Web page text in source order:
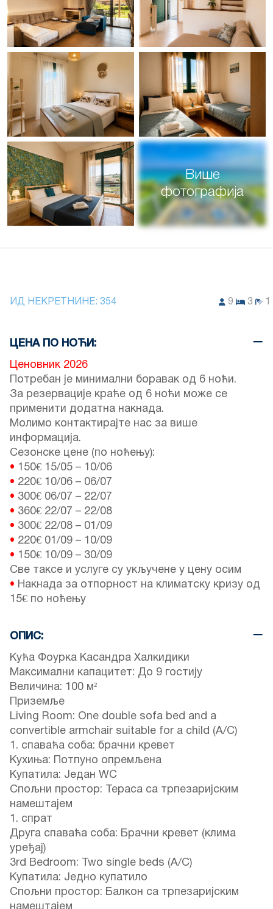
Више
фотографија
ИД НЕКРЕТНИНЕ: 354 9 3
ЦЕНА ПО НОЋИ:
Ценовник 2026
Потребан је минимални боравак од 6 ноћи.
За резервације краће од 6 ноћи може се
применити додатна накнада.
Молимо контактирајте нас за више
информација.
Сезонске цене (по ноћењу):
• 150€ 15/05 – 10/06
• 220€ 10/06 – 06/07
• 300€ 06/07 – 22/07
• 360€ 22/07 – 22/08
• 300€ 22/08 – 01/09
• 220€ 01/09 – 10/09
• 150€ 10/09 – 30/09
Све таксе и услуге су укључене у цену осим
• Накнада за отпорност на климатску кризу од
15€ по ноћењу
ОПИС:
Кућа Фоурка Касандра Халкидики
Максимални капацитет: До 9 гостију
Величина: 100 м²
Приземље
Living Room: One double sofa bed and a
convertible armchair suitable for a child (A/C)
1. спаваћа соба: брачни кревет
Кухиња: Потпуно опремљена
Купатила: Један WC
Спољни простор: Тераса са трпезаријским
намештајем
1. спрат
Друга спаваћа соба: Брачни кревет (клима
уређај)
3rd Bedroom: Two single beds (A/C)
Купатила: Једно купатило
Спољни простор: Балкон са трпезаријским